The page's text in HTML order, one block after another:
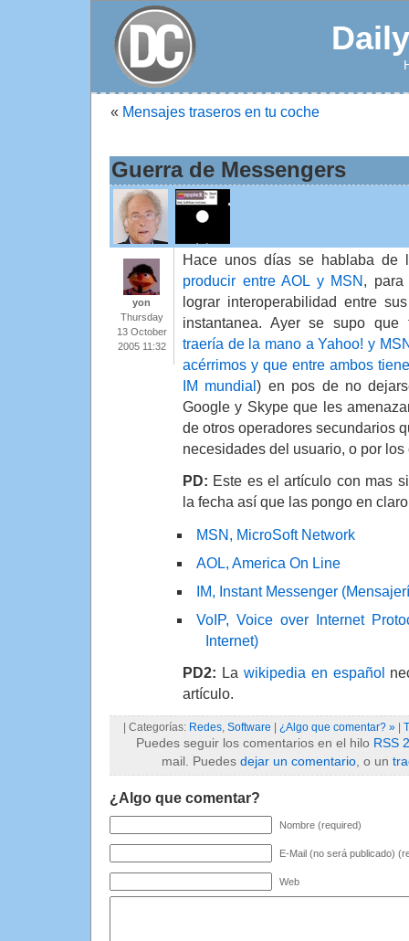
« Mensajes traseros en tu coche
Guerra de Messengers
yon
Thursday
13 October
2005 11:32
Hace unos días se hablaba
producir entre AOL y MSN ,
lograr interoperabilidad entre
instantanea. Ayer se supo que
traería de la mano a Yahoo! y
acérrimos y que entre ambos
IM mundial) en pos de no
Google y Skype que les
de otros operadores secundarios
necesidades del usuario, o por
PD: Este es el artículo con mas
la fecha así que las pongo en
MSN, MicroSoft Network
AOL, America On Line
IM, Instant Messenger
VoIP, Voice over Internet
Internet)
PD2: La wikipedia en español
artículo.
| Categorías: Redes, Software ¿Algo que comentar? »
Puedes seguir los comentarios en el hilo RSS
mail. Puedes dejar un comentario, o un
¿Algo que comentar?
Nombre (required)
E-Mail (no será publicado)
Web